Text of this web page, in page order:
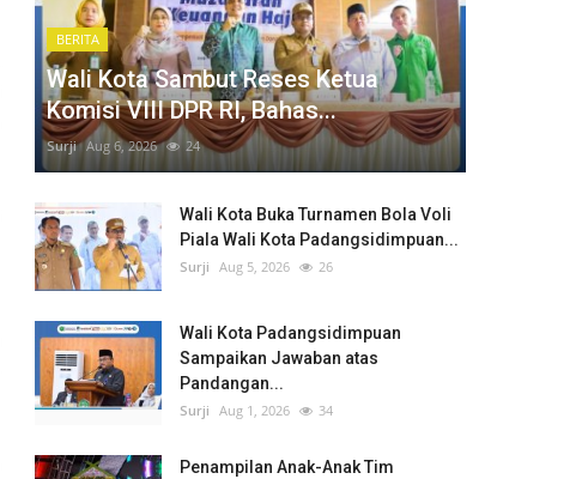
BERITA
Wali Kota Sambut Reses Ketua
Komisi VIII DPR RI, Bahas...
Surji Aug 6, 2026 24
Wali Kota Buka Turnamen Bola Voli
Piala Wali Kota Padangsidimpuan...
Surji Aug 5, 2026 26
Wali Kota Padangsidimpuan
Sampaikan Jawaban atas
Pandangan...
Surji Aug 1, 2026 34
Penampilan Anak-Anak Tim